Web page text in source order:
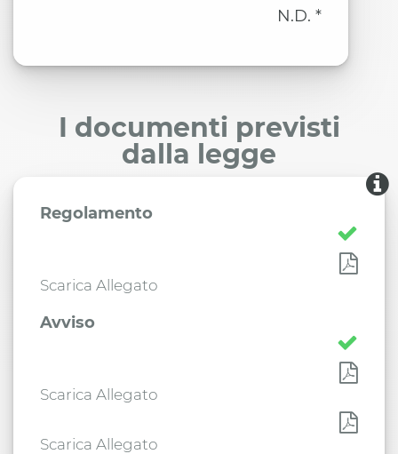
N.D. *
I documenti previsti
dalla legge
Regolamento
Scarica Allegato
Avviso
Scarica Allegato
Scarica Allegato